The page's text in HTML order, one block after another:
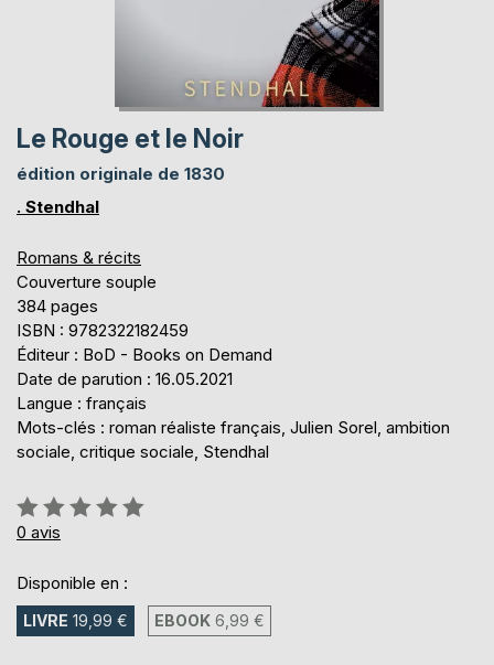
Le Rouge et le Noir
édition originale de 1830
. Stendhal
Romans & récits
Couverture souple
384 pages
ISBN : 9782322182459
Éditeur : BoD - Books on Demand
Date de parution : 16.05.2021
Langue : français
Mots-clés : roman réaliste français, Julien Sorel, ambition
sociale, critique sociale, Stendhal
Évaluation:
0%
0 avis
Disponible en :
LIVRE 19,99 € EBOOK 6,99 €